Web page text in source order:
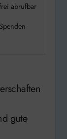
abrufbar
gute